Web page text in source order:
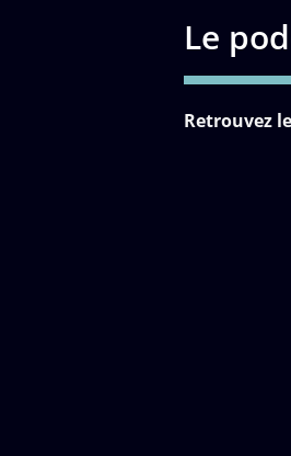
Le
Retrouvez